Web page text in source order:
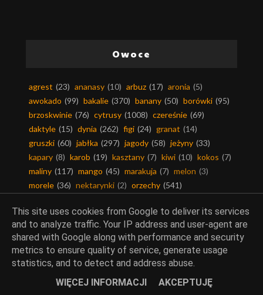
Owoce
agrest (23) ananasy (10) arbuz (17) aronia (5)
awokado (99) bakalie (370) banany (50) borówki (95)
brzoskwinie (76) cytrusy (1008) czereśnie (69)
daktyle (15) dynia (262) figi (24) granat (14)
gruszki (60) jabłka (297) jagody (58) jeżyny (33)
kapary (8) karob (19) kasztany (7) kiwi (10) kokos (7)
maliny (117) mango (45) marakuja (7) melon (3)
morele (36) nektarynki (2) orzechy (541)
pigwa (16) plantany (6) porzeczki (73) poziomki (7)
rabarbar (62) truskawki (228) winogrono (49)
wiśnie (108) zapomniane owoce i warzywa (41)
śliwki (137) żurawina (110)
This site uses cookies from Google to deliver its services
and to analyze traffic. Your IP address and user-agent are
shared with Google along with performance and security
metrics to ensure quality of service, generate usage
statistics, and to detect and address abuse.
WIĘCEJ INFORMACJI
AKCEPTUJĘ